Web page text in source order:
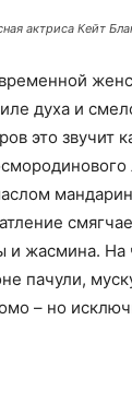
актриса Кейт
духа и
это звучит
и жасмина. На
пачули,
– но